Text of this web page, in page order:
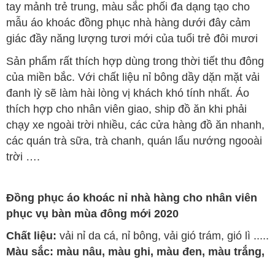
tay mảnh trẻ trung, màu sắc phối đa dạng tạo cho
mẫu áo khoác đồng phục nhà hàng dưới đây cảm
giác đầy năng lượng tươi mới của tuổi trẻ đôi mươi
Sản phẩm rất thích hợp dùng trong thời tiết thu đông
của miền bắc. Với chất liệu nỉ bông dầy dặn mặt vải
đanh lỳ sẽ làm hài lòng vị khách khó tính nhất. Áo
thích hợp cho nhân viên giao, ship đồ ăn khi phải
chạy xe ngoài trời nhiều, các cửa hàng đồ ăn nhanh,
các quán trà sữa, trà chanh, quán lẩu nướng ngooài
trời ….
Đồng phục áo khoác nỉ nhà hàng cho nhân viên
phục vụ bàn mùa đông mới 2020
Chất liệu: vải nỉ da cá, nỉ bông, vải gió trám, gió lì .....
Màu sắc: màu nâu, màu ghi, màu đen, màu trắng,